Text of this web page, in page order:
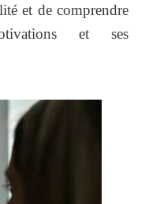
et de comprendre
et ses